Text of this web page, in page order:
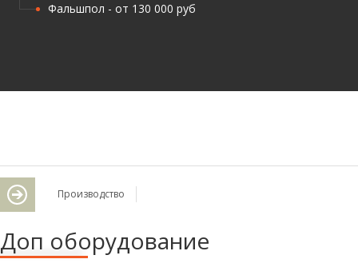
Фальшпол - от 130 000 руб
Производство
Доп оборудование